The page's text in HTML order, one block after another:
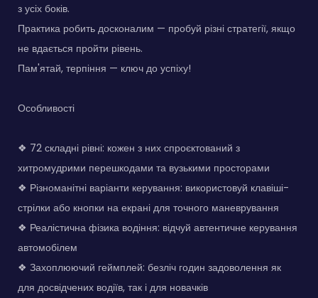
з усіх боків.
Практика робить досконалим — пробуй різні стратегії, якщо
не вдається пройти рівень.
Пам'ятай, терпіння — ключ до успіху!
Особливості
❖ 72 складні рівні: кожен з них спроєктований з
хитромудрими перешкодами та вузькими просторами
❖ Різноманітні варіанти керування: використовуй клавіші-
стрілки або кнопки на екрані для точного маневрування
❖ Реалістична фізика водіння: відчуй автентичне керування
автомобілем
❖ Захоплюючий геймплей: безліч годин задоволення як
для досвідчених водіїв, так і для новачків